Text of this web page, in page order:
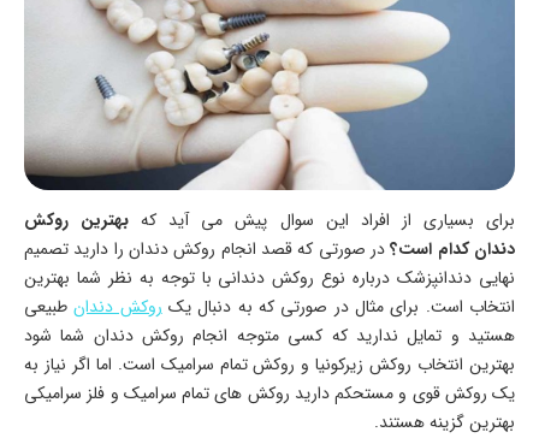
برای بسیاری از افراد این سوال پیش می آید که بهترین روکش
دندان کدام است؟در صورتی که قصد انجام روکش دندان را دارید تصمیم
نهایی دندانپزشک درباره نوع روکش دندانی با توجه به نظر شما بهترین
انتخاب است. برای مثال در صورتی که به دنبال یکروکش دندانطبیعی
هستید و تمایل ندارید که کسی متوجه انجام روکش دندان شما شود
بهترین انتخاب روکش زیرکونیا و روکش تمام سرامیک است. اما اگر نیاز به
یک روکش قوی و مستحکم دارید روکش های تمام سرامیک و فلز سرامیکی
بهترین گزینه هستند.